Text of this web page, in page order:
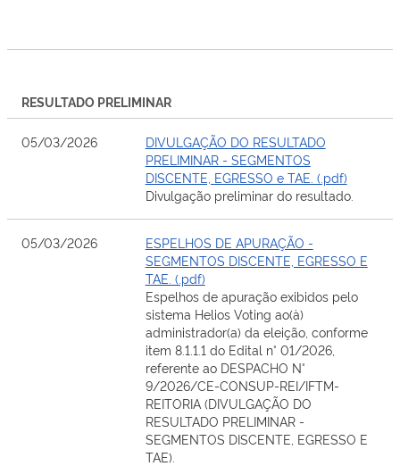
RESULTADO PRELIMINAR
05/03/2026
DIVULGAÇÃO DO RESULTADO
PRELIMINAR - SEGMENTOS
DISCENTE, EGRESSO e TAE. (.pdf)
Divulgação preliminar do resultado.
05/03/2026
ESPELHOS DE APURAÇÃO -
SEGMENTOS DISCENTE, EGRESSO E
TAE. (.pdf)
Espelhos de apuração exibidos pelo
sistema Helios Voting ao(à)
administrador(a) da eleição, conforme
item 8.1.1.1 do Edital n° 01/2026,
referente ao DESPACHO N°
9/2026/CE-CONSUP-REI/IFTM-
REITORIA (DIVULGAÇÃO DO
RESULTADO PRELIMINAR -
SEGMENTOS DISCENTE, EGRESSO E
TAE).